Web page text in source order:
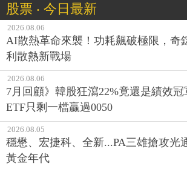
股票 ‧ 今日最新
2026.08.06
AI散熱革命來襲！功耗飆破極限，奇
利散熱新戰場
2026.08.06
7月回顧》韓股狂瀉22%竟還是績效
ETF只剩一檔贏過0050
2026.08.05
穩懋、宏捷科、全新...PA三雄搶攻光
黃金年代